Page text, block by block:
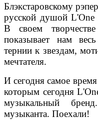
Блэкстаровскому
русской душой L'One
В своем
показывает нам
тернии к звездам,
мечтателя.
И сегодня самое
которым сегодня
музыкальный
музыканта. Поехали!